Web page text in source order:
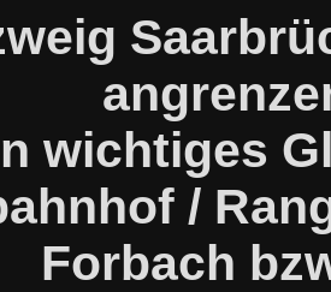
wichtiges
/
Forbach